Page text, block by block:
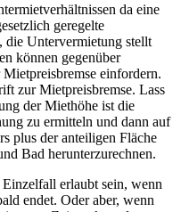
da eine
geregelte
die Untervermietung stellt
können gegenüber
einfordern.
zur Mietpreisbremse. Lass
der Miethöhe ist die
zu ermitteln und dann auf
plus der anteiligen Fläche
Bad herunterzurechnen.
erlaubt sein, wenn
endet. Oder aber, wenn